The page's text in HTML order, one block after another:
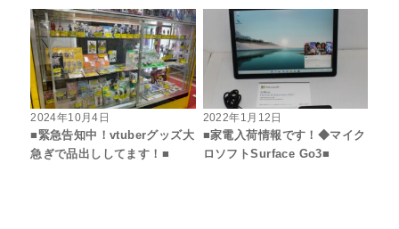
2024年10月4日
■緊急告知中！vtuberグッズ大
急ぎで品出ししてます！■
2022年1月12日
■家電入荷情報です！◆マイク
ロソフトSurface Go3■